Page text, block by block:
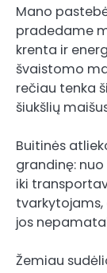
Mano
pradedame
krenta ir
švaistomo
rečiau tenka
šiukšlių
Buitinės
grandinę:
iki
tvarkytojams,
jos
Žemiau